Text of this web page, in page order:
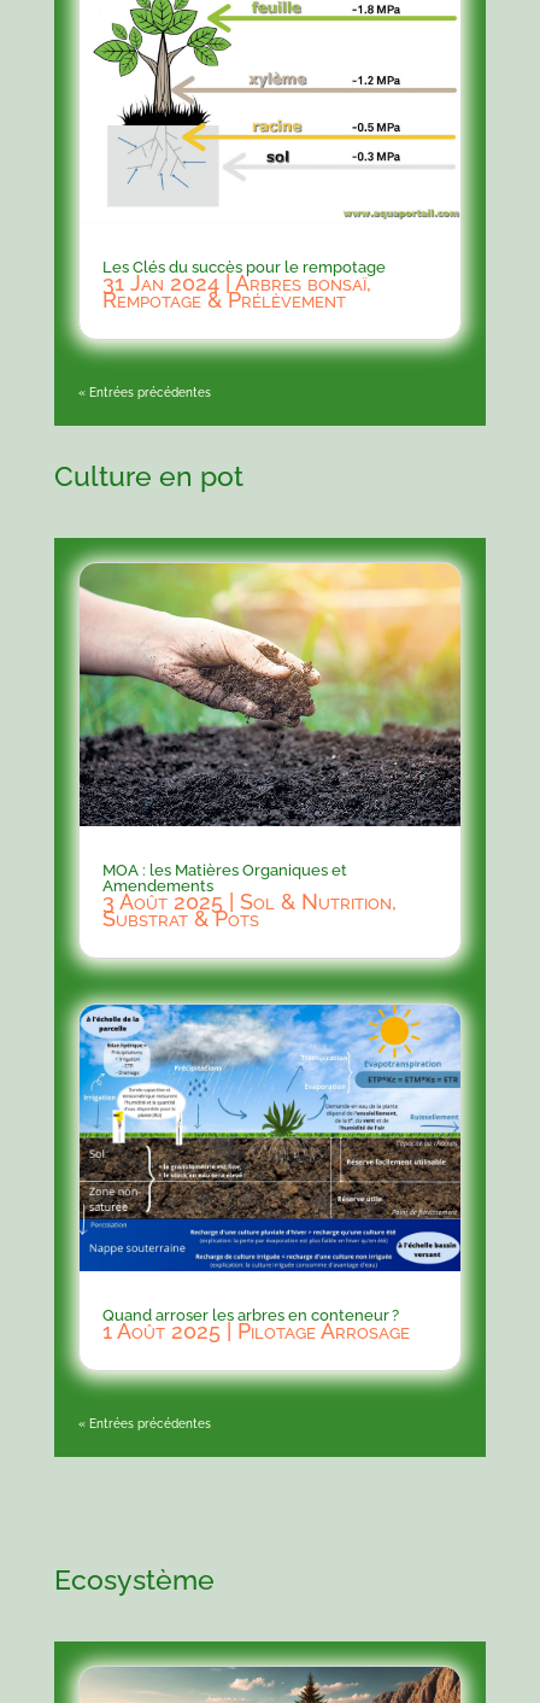
Les Clés du succès pour le rempotage
31 Jan 2024| Arbres bonsaï,
Rempotage & Prélèvement
« Entrées précédentes
Culture en pot
MOA : les Matières Organiques et
Amendements
3 Août 2025| Sol & Nutrition,
Substrat & Pots
Quand arroser les arbres en conteneur ?
1 Août 2025| Pilotage Arrosage
« Entrées précédentes
Ecosystème